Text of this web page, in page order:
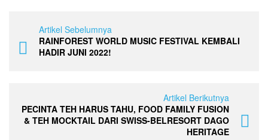
Artikel Sebelumnya
RAINFOREST WORLD MUSIC FESTIVAL KEMBALI
HADIR JUNI 2022!
Artikel Berikutnya
PECINTA TEH HARUS TAHU, FOOD FAMILY FUSION
& TEH MOCKTAIL DARI SWISS-BELRESORT DAGO
HERITAGE